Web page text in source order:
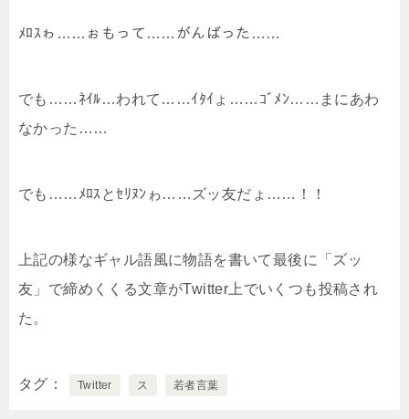
ﾒﾛｽゎ……ぉもって……がんばった……
でも……ﾈｲﾙ…われて……ｲﾀｲょ……ｺﾞﾒﾝ……まにあわ
なかった……
でも……ﾒﾛｽとｾﾘﾇﾝゎ…… ズッ友だょ……！！
上記の様なギャル語風に物語を書いて最後に「ズッ
友」で締めくくる文章がTwitter上でいくつも投稿され
た。
タグ Twitter ス 若者言葉